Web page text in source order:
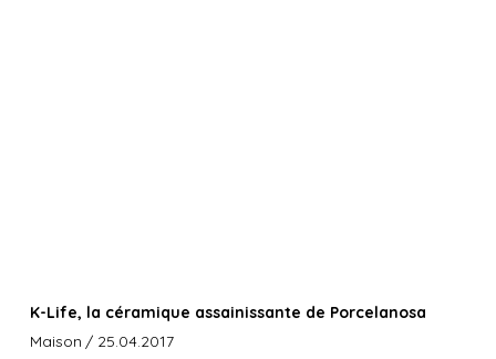
K-Life, la céramique assainissante de Porcelanosa
Maison / 25.04.2017